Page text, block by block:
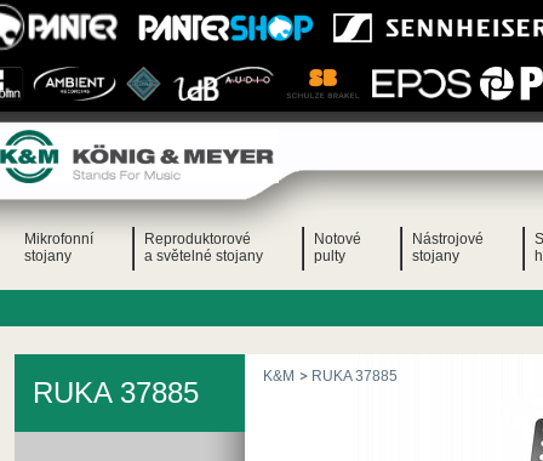
RUKA 37885 K&M RUKA 37885
Mikrofonní
stojany
Reproduktorové
a světelné stojany
Notové
pulty
Nástrojové
stojany